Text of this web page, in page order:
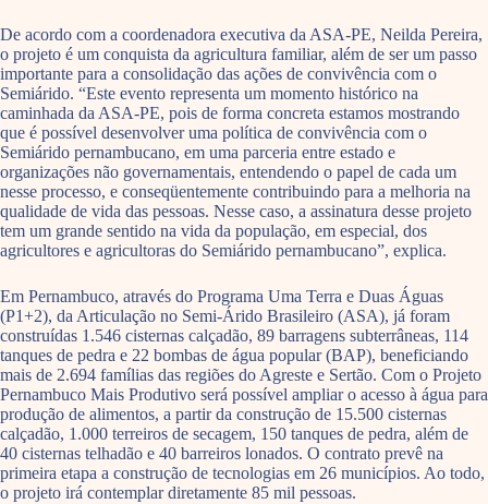
De acordo com a coordenadora executiva da ASA-PE, Neilda Pereira,
o projeto é um conquista da agricultura familiar, além de ser um passo
importante para a consolidação das ações de convivência com o
Semiárido. “Este evento representa um momento histórico na
caminhada da ASA-PE, pois de forma concreta estamos mostrando
que é possível desenvolver uma política de convivência com o
Semiárido pernambucano, em uma parceria entre estado e
organizações não governamentais, entendendo o papel de cada um
nesse processo, e conseqüentemente contribuindo para a melhoria na
qualidade de vida das pessoas. Nesse caso, a assinatura desse projeto
tem um grande sentido na vida da população, em especial, dos
agricultores e agricultoras do Semiárido pernambucano”, explica.
Em Pernambuco, através do Programa Uma Terra e Duas Águas
(P1+2), da Articulação no Semi-Árido Brasileiro (ASA), já foram
construídas 1.546 cisternas calçadão, 89 barragens subterrâneas, 114
tanques de pedra e 22 bombas de água popular (BAP), beneficiando
mais de 2.694 famílias das regiões do Agreste e Sertão. Com o Projeto
Pernambuco Mais Produtivo será possível ampliar o acesso à água para
produção de alimentos, a partir da construção de 15.500 cisternas
calçadão, 1.000 terreiros de secagem, 150 tanques de pedra, além de
40 cisternas telhadão e 40 barreiros lonados. O contrato prevê na
primeira etapa a construção de tecnologias em 26 municípios. Ao todo,
o projeto irá contemplar diretamente 85 mil pessoas.